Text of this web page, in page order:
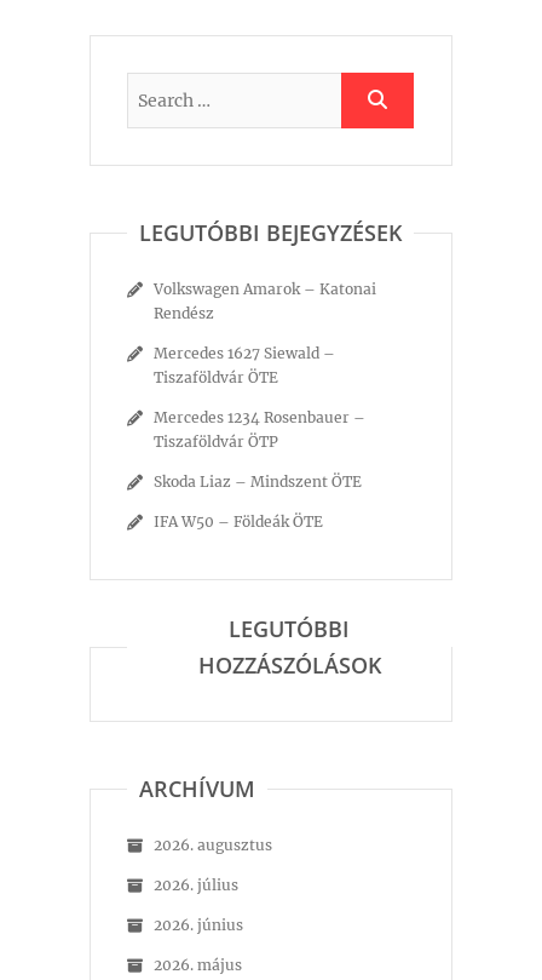
LEGUTÓBBI BEJEGYZÉSEK
Volkswagen Amarok – Katonai
Rendész
Mercedes 1627 Siewald –
Tiszaföldvár ÖTE
Mercedes 1234 Rosenbauer –
Tiszaföldvár ÖTP
Skoda Liaz – Mindszent ÖTE
IFA W50 – Földeák ÖTE
LEGUTÓBBI
HOZZÁSZÓLÁSOK
ARCHÍVUM
2026. augusztus
2026. július
2026. június
2026. május